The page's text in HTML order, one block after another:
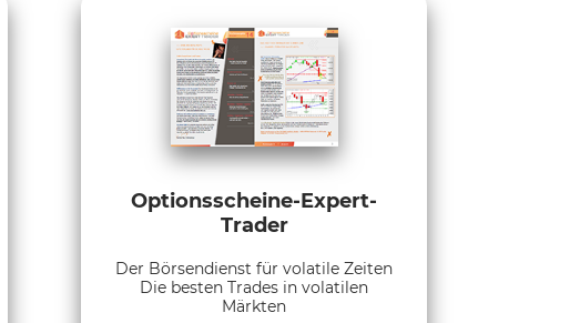
Optionsscheine-Expert-
Trader
Der Börsendienst für volatile Zeiten
Die besten Trades in volatilen
Märkten